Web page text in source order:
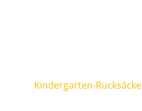
Kindergarten-Rucksäcke